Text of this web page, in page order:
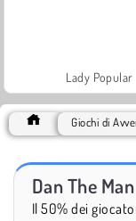
Lady Popular
Giochi di
Dan The Man
Il 50% dei